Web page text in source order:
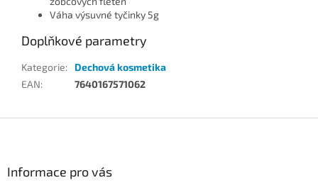
Váha výsuvné tyčinky 5g
Doplňkové parametry
Kategorie:
Dechová kosmetika
EAN: 7640167571062
Informace pro vás